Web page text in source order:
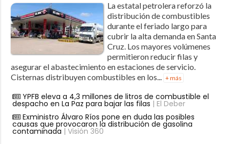
La estatal petrolera reforzó la
distribución de combustibles
durante el feriado largo para
cubrir la alta demanda en Santa
Cruz. Los mayores volúmenes
permitieron reducir filas y
asegurar el abastecimiento en estaciones de servicio.
Cisternas distribuyen combustibles en los... + más
YPFB eleva a 4,3 millones de litros de combustible el
despacho en La Paz para bajar las filas | El Deber
Exministro Álvaro Ríos pone en duda las posibles
causas que provocaron la distribución de gasolina
contaminada | Visión 360